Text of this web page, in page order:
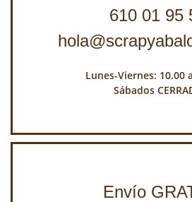
610 01 95
Lunes-Viernes: 10.00
Sábados
Envío